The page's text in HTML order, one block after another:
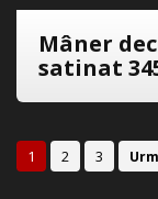
Mâner
satinat
1 2 3